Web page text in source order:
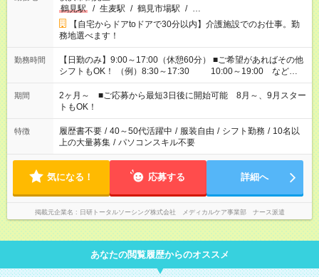
鶴見駅
/ 生麦駅 / 鶴見市場駅 / …
【自宅からドアtoドアで30分以内】介護施設でのお仕事。勤
務地選べます！
勤務時間
【日勤のみ】9:00～17:00（休憩60分） ■ご希望があればその他
シフトもOK！ （例）8:30～17:30 10:00～19:00 など
「家族とお休みを合わせたい」 「できれば残業はしたくない」
など、あなたのご希望に沿ったお仕事をご紹介します！ ※Wワ
ーク希望の方へ 今ご覧のお仕事で希望する勤務時間と、もう1つ
のお仕事の勤務時間。 合計で週40時間を超える場合は応募でき
ません
期間
2ヶ月～ ■ご応募から最短3日後に開始可能 8月～、9月スター
トもOK！
特徴 履歴書不要 / 40～50代活躍中 / 服装自由 / シフト勤務 / 10名以
上の大量募集 / パソコンスキル不要
気になる！ 応募する 詳細へ
掲載元企業名 日研トータルソーシング株式会社 メディカルケア事業部 ナース派遣
あなたの閲覧履歴からのオススメ